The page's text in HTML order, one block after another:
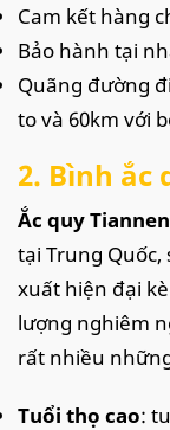
Cam kết hàng
Bảo hành tại
Quãng đường
to và 60km với
2. Bình ắc
Ắc quy
tại Trung
xuất hiện đại
lượng nghiêm
rất nhiều
Tuổi thọ cao: